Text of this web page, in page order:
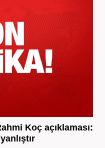
Koç açıklaması: